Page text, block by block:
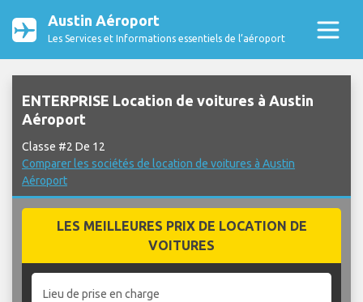
Austin Aéroport
Les Services et Informations essentiels de l’aéroport
ENTERPRISE Location de voitures à Austin
Aéroport
Classe #2 De 12
Comparer les sociétés de location de voitures à Austin
Aéroport
LES MEILLEURES PRIX DE LOCATION DE
VOITURES
Lieu de prise en charge